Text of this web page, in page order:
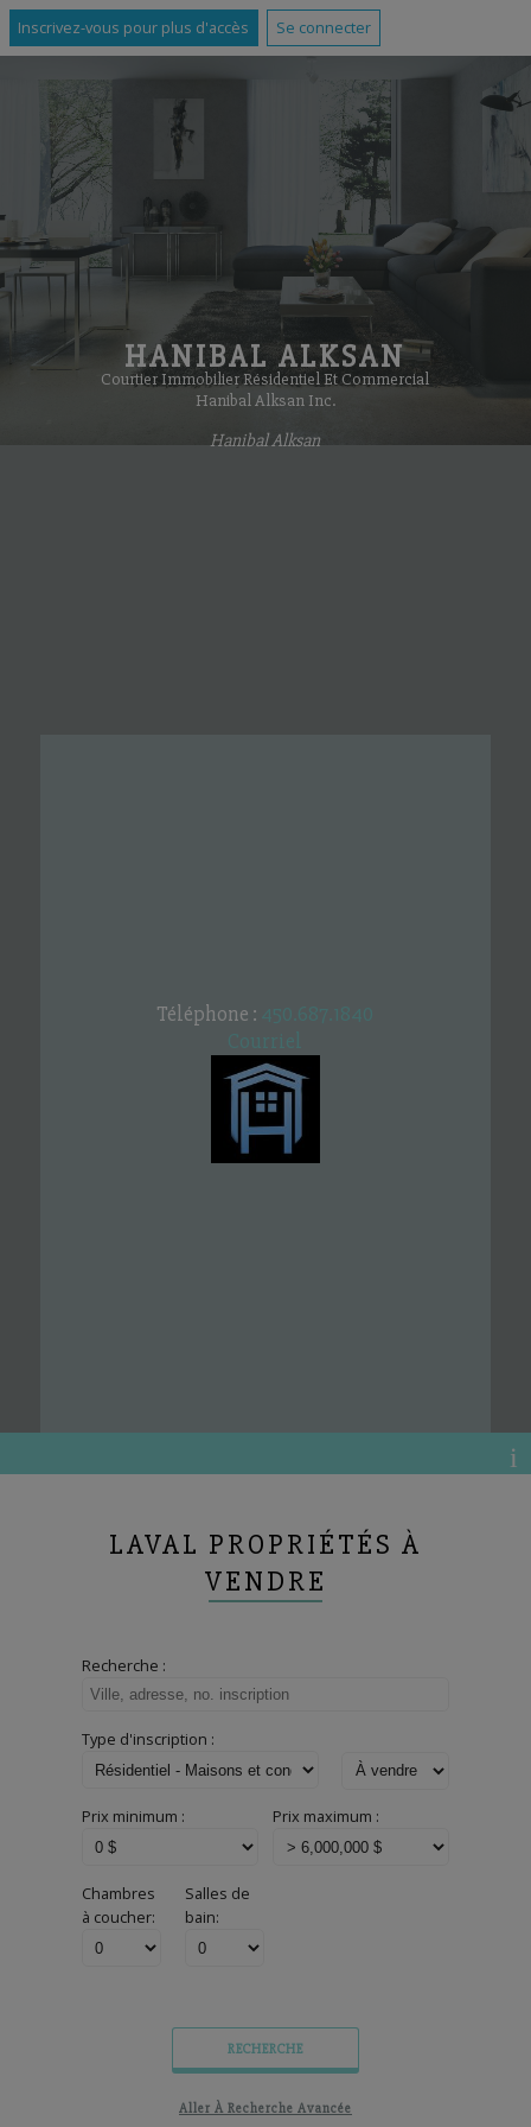
Inscrivez-vous pour plus d'accès Se connecter
HANIBAL ALKSAN
Courtier Immobilier Résidentiel Et Commercial
Hanibal Alksan Inc.
Hanibal Alksan
Téléphone :
LAVAL PROPRIÉTÉS À
VENDRE
Recherche :
Type d'inscription :
Prix minimum : Prix maximum :
Chambres
à coucher:
Salles de
bain: